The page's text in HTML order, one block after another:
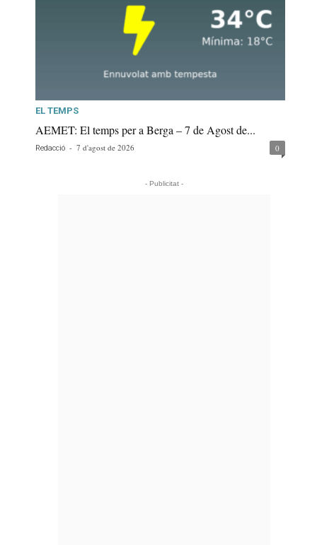
EL TEMPS
AEMET: El temps per a Berga – 7 de Agost de...
Redacció - 7 d'agost de 2026 0
- Publicitat -